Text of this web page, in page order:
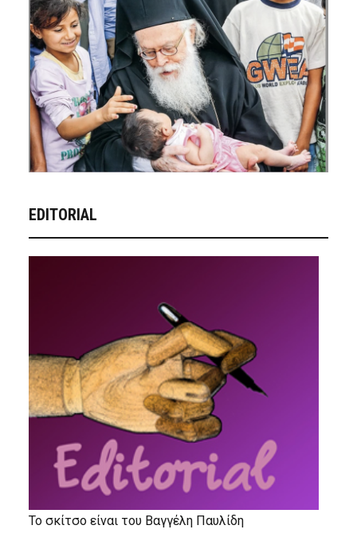
EDITORIAL
Το σκίτσο είναι του Βαγγέλη Παυλίδη